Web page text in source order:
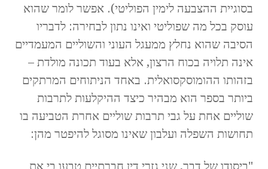
בסוגיית ההצבעה לימין הפוליטי). אפשר לומר שהוא
עוסק בכל מה שפוליטי ואינו נתון לבחירה: לדבריו
הסיבה שהוא נחלץ ממעגל העוני והשוליים המעמדיים
אינה תלויה בכוח הרצון, אלא בעוד תכונה מולדת –
בזהותו ההומוסקסואלית. באחד הניתוחים המרתקים
ביותר בספר הוא מבהיר כיצד ההיקלעות לתרבות
שוליים אחת על גבי תרבות שוליים אחרת הטביעה בו
תחושות השפלה ועלבון שאינו מסוגל להיפטר מהן:
"ביסודו של דבר, שני גזרי דין חברתיים טבעו בי את